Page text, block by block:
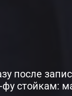
после
стойкам: